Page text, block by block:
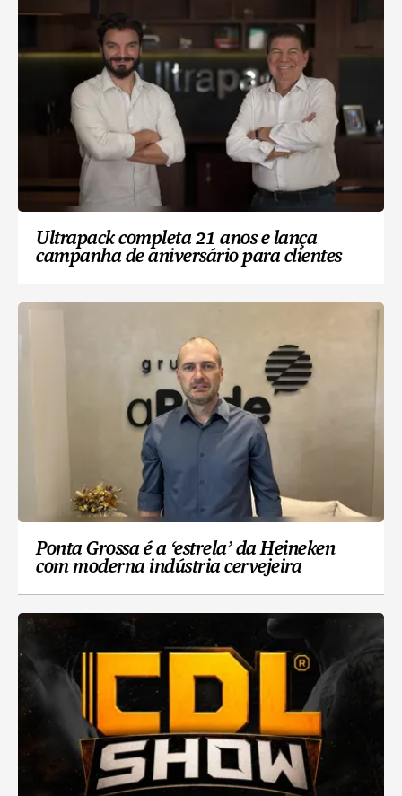
Ultrapack completa 21 anos e lança
campanha de aniversário para clientes
Ponta Grossa é a ‘estrela’ da Heineken
com moderna indústria cervejeira